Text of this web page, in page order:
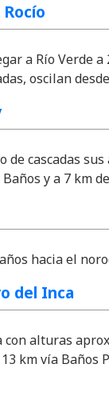
a Río Verde
oscilan
de cascadas
y a 7 km
hacia el
del Inca
alturas
km vía Baños